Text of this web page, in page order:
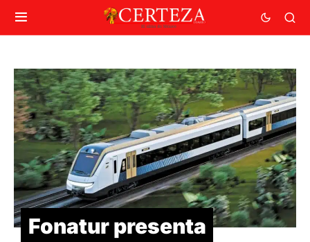
Fonatur presenta